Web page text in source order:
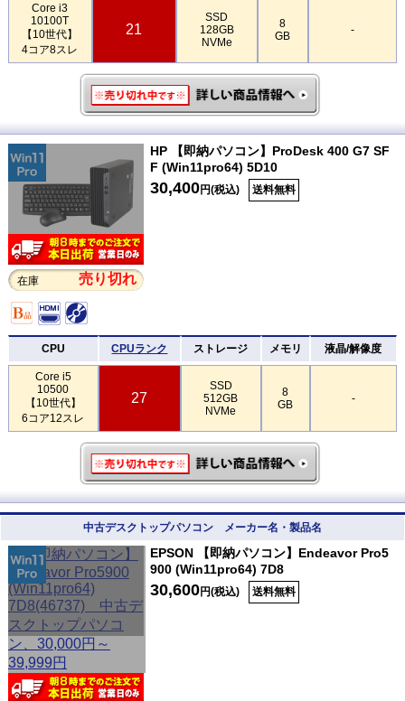
Core i3
10100T
【10世代】
4コア8スレ
21
SSD
128GB
NVMe
8
GB
-
在庫 売り切れ
HP 【即納パソコン】ProDesk 400 G7 SF
F (Win11pro64) 5D10
30,400円(税込) 送料無料
CPU CPUランク ストレージ メモリ 液晶/解像度
Core i5
10500
【10世代】
6コア12スレ
27
SSD
512GB
NVMe
8
GB
-
中古デスクトップパソコン メーカー名・製品名
EPSON 【即納パソコン】Endeavor Pro5
900 (Win11pro64) 7D8
30,600円(税込) 送料無料